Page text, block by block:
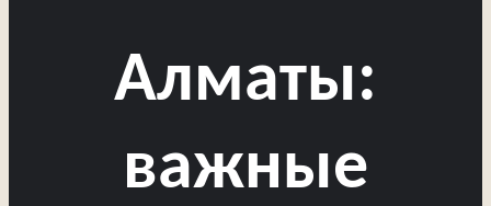
Алматы:
важные